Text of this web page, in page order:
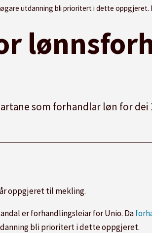
utdanning bli prioritert i dette oppgjeret.
som forhandlar løn for
oppgjeret til mekling.
er forhandlingsleiar for Unio. Da
bli prioritert i dette oppgjeret.